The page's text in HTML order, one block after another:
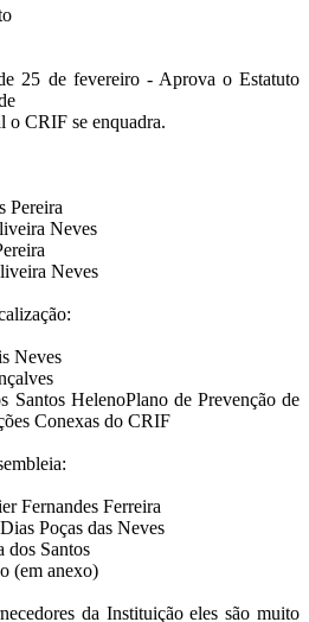
25 de fevereiro - Aprova o Estatuto
o CRIF se enquadra.
Pereira
Neves
Neves
Neves
HelenoPlano de Prevenção de
Conexas do CRIF
Fernandes Ferreira
Poças das Neves
dos Santos
(em anexo)
da Instituição eles são muito